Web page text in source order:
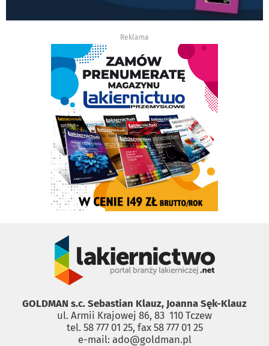
Reklama
GOLDMAN s.c. Sebastian Klauz, Joanna Sęk-Klauz
ul. Armii Krajowej 86, 83 ­ 110 Tczew
tel. 58 777 01 25, fax 58 777 01 25
e-mail: ado@goldman.pl